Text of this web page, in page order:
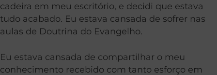
cadeira em meu escritório, e decidi que estava
tudo acabado. Eu estava cansada de sofrer nas
aulas de Doutrina do Evangelho.
Eu estava cansada de compartilhar o meu
conhecimento recebido com tanto esforço em